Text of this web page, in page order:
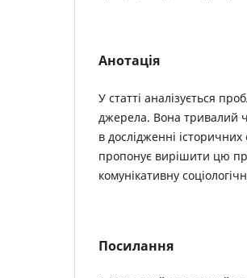
Анотація
У статті аналізується
джерела. Вона тривалий
в дослідженні
пропонує вирішити цю
комунікативну
Посилання